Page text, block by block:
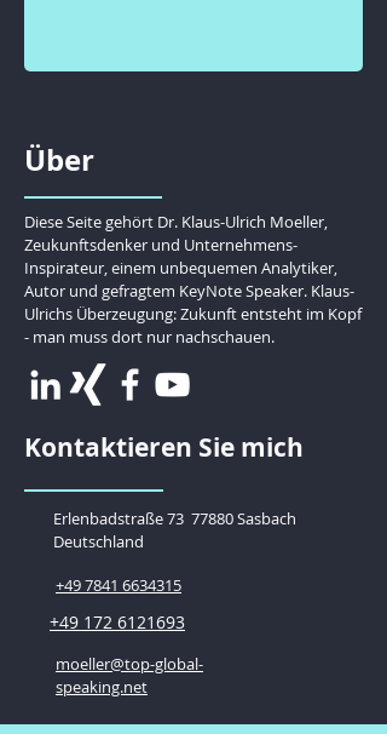
Über
Diese Seite gehört Dr. Klaus-Ulrich Moeller,
Zeukunftsdenker und Unternehmens-
Inspirateur, einem unbequemen Analytiker,
Autor und gefragtem KeyNote Speaker. Klaus-
Ulrichs Überzeugung: Zukunft entsteht im Kopf
- man muss dort nur nachschauen.
Kontaktieren Sie mich
Erlenbadstraße 73 77880 Sasbach
Deutschland
+49 7841 6634315
+49 172 6121693
moeller@top-global-
speaking.net